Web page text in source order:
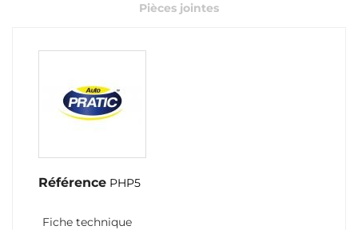
Pièces jointes
Référence PHP5
Fiche technique